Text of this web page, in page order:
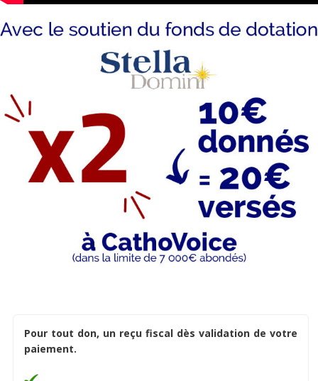
Pour tout don, un reçu fiscal dès validation de votre
paiement.